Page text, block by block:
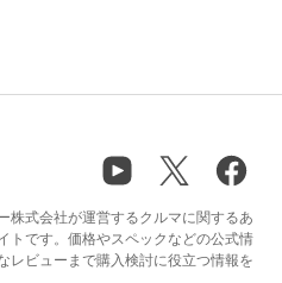
株式会社が運営するクルマに関するあ
トです。価格やスペックなどの公式情
レビューまで購入検討に役立つ情報を